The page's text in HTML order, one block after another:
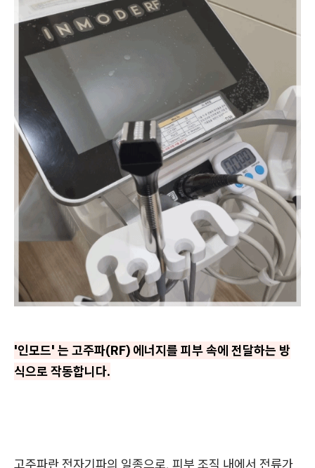
'인모드' 는 고주파(RF) 에너지를 피부 속에 전달하는 방
식으로 작동합니다.
고주파란 전자기파의 일종으로, 피부 조직 내에서 전류가